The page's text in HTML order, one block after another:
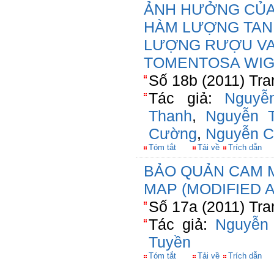
ẢNH HƯỞNG
HÀM LƯỢNG
LƯỢNG RƯỢU
TOMENTOSA
Số 18b (2011)
Tác giả:
Thanh, Nguyễn
Cường, Nguyễn
Tóm tắt Tải về Trích dẫn
BẢO QUẢN CAM
MAP (MODIFIED
Số 17a (2011)
Tác giả:
Tuyền
Tóm tắt Tải về Trích dẫn